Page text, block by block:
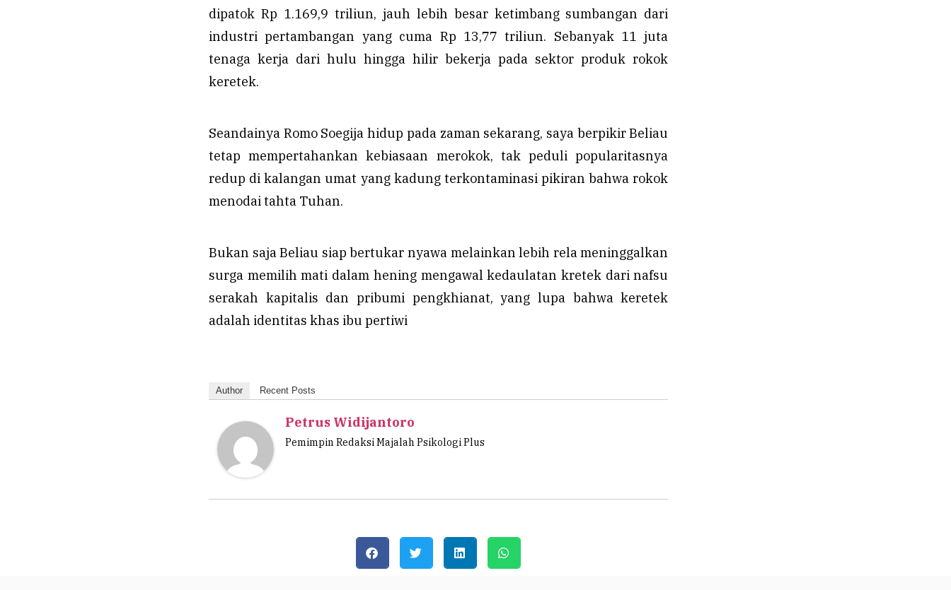
dipatok Rp 1.169,9 triliun, jauh lebih besar ketimbang sumbangan dari
industri pertambangan yang cuma Rp 13,77 triliun. Sebanyak 11 juta
tenaga kerja dari hulu hingga hilir bekerja pada sektor produk rokok
keretek.
Seandainya Romo Soegija hidup pada zaman sekarang, saya berpikir Beliau
tetap mempertahankan kebiasaan merokok, tak peduli popularitasnya
redup di kalangan umat yang kadung terkontaminasi pikiran bahwa rokok
menodai tahta Tuhan.
Bukan saja Beliau siap bertukar nyawa melainkan lebih rela meninggalkan
surga memilih mati dalam hening mengawal kedaulatan kretek dari nafsu
serakah kapitalis dan pribumi pengkhianat, yang lupa bahwa keretek
adalah identitas khas ibu pertiwi
Author Recent Posts
Petrus Widijantoro
Pemimpin Redaksi Majalah Psikologi Plus